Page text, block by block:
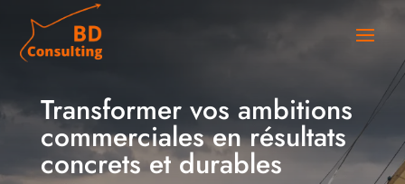
Transformer vos ambitions
commerciales en résultats
concrets et durables